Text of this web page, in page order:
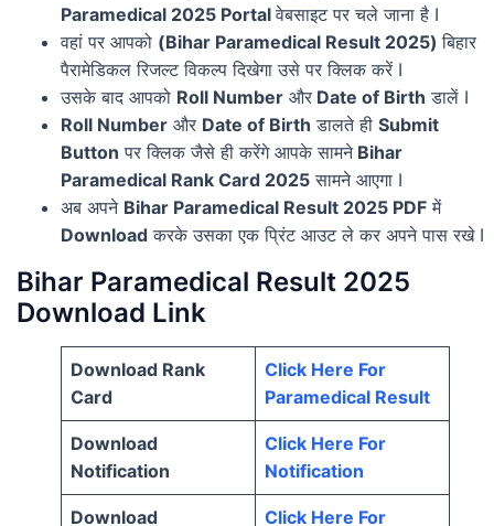
Paramedical 2025 Portalवेबसाइट पर चले जाना है I
वहां पर आपको (Bihar Paramedical Result 2025)बिहार
पैरामेडिकल रिजल्ट विकल्प दिखेगा उसे पर क्लिक करें I
उसके बाद आपको Roll Number और Date of Birth डालें I
Roll Number और Date of Birth डालते ही Submit
Button पर क्लिक जैसे ही करेंगे आपके सामनेBihar
Paramedical Rank Card 2025 सामने आएगा I
अब अपने Bihar Paramedical Result 2025 PDF में
Download करके उसका एक प्रिंट आउट ले कर अपने पास रखे I
Bihar Paramedical Result 2025
Download Link
Download Rank
Card
Click Here For
Paramedical Result
Download
Notification
Click Here For
Notification
Download
Click Here For